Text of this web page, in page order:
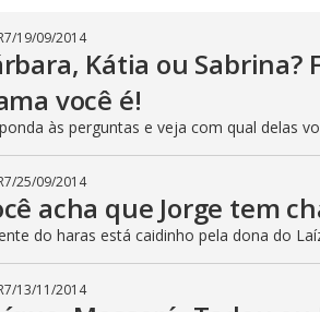
d
o
/19/09/2014
Kátia ou Sabrina?
você é!
às perguntas e veja com qual delas
/25/09/2014
acha que Jorge tem
do haras está caidinho pela dona do
/13/11/2014